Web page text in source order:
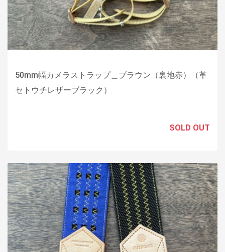
50mm幅カメラストラップ＿ブラウン（裏地赤）（革
セトウチレザーブラック）
SOLD OUT